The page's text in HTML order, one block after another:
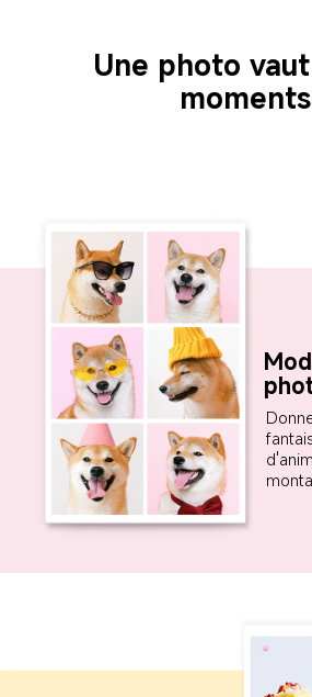
Une photo
moments